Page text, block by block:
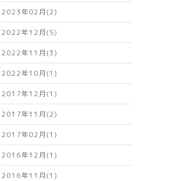
2023年02月(2)
2022年12月(5)
2022年11月(3)
2022年10月(1)
2017年12月(1)
2017年11月(2)
2017年02月(1)
2016年12月(1)
2016年11月(1)